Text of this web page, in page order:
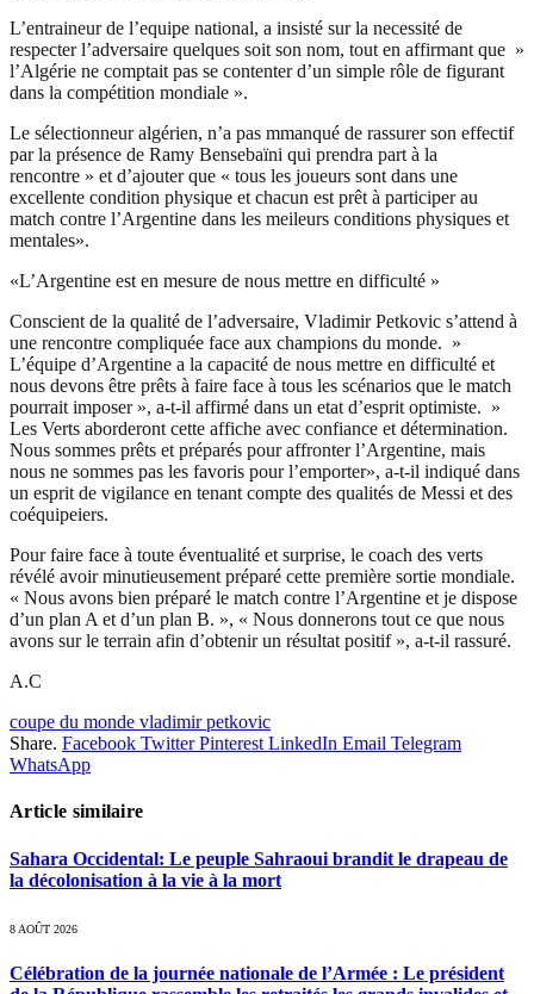
L’entraineur de l’equipe national, a insisté sur la necessité de
respecter l’adversaire quelques soit son nom, tout en affirmant que »
l’Algérie ne comptait pas se contenter d’un simple rôle de figurant
dans la compétition mondiale ».
Le sélectionneur algérien, n’a pas mmanqué de rassurer son effectif
par la présence de Ramy Bensebaïni qui prendra part à la
rencontre » et d’ajouter que « tous les joueurs sont dans une
excellente condition physique et chacun est prêt à participer au
match contre l’Argentine dans les meileurs conditions physiques et
mentales».
«L’Argentine est en mesure de nous mettre en difficulté »
Conscient de la qualité de l’adversaire, Vladimir Petkovic s’attend à
une rencontre compliquée face aux champions du monde. »
L’équipe d’Argentine a la capacité de nous mettre en difficulté et
nous devons être prêts à faire face à tous les scénarios que le match
pourrait imposer », a-t-il affirmé dans un etat d’esprit optimiste. »
Les Verts aborderont cette affiche avec confiance et détermination.
Nous sommes prêts et préparés pour affronter l’Argentine, mais
nous ne sommes pas les favoris pour l’emporter», a-t-il indiqué dans
un esprit de vigilance en tenant compte des qualités de Messi et des
coéquipeiers.
Pour faire face à toute éventualité et surprise, le coach des verts
révélé avoir minutieusement préparé cette première sortie mondiale.
« Nous avons bien préparé le match contre l’Argentine et je dispose
d’un plan A et d’un plan B. », « Nous donnerons tout ce que nous
avons sur le terrain afin d’obtenir un résultat positif », a-t-il rassuré.
A.C
coupe du monde vladimir petkovic
Share. Facebook Twitter Pinterest LinkedIn Email Telegram
WhatsApp
Article similaire
Sahara Occidental: Le peuple Sahraoui brandit le drapeau de
la décolonisation à la vie à la mort
8 AOÛT 2026
Célébration de la journée nationale de l’Armée : Le président